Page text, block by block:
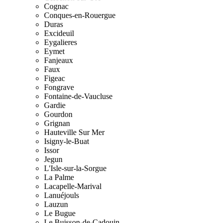
Cognac
Conques-en-Rouergue
Duras
Excideuil
Eygalieres
Eymet
Fanjeaux
Faux
Figeac
Fongrave
Fontaine-de-Vaucluse
Gardie
Gourdon
Grignan
Hauteville Sur Mer
Isigny-le-Buat
Issor
Jegun
L'Isle-sur-la-Sorgue
La Palme
Lacapelle-Marival
Lanuéjouls
Lauzun
Le Bugue